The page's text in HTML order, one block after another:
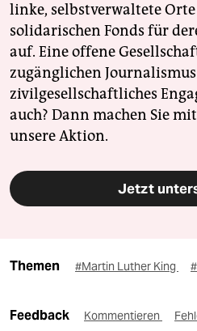
linke, selbstverwaltete
solidarischen Fonds für
auf. Eine offene
zugänglichen
zivilgesellschaftliches
auch? Dann machen Sie
unsere Aktion.
Jetzt
Themen #Martin Luther King
Feedback Kommentieren